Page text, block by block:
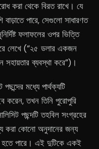
করা থেকে বিরত রাখে। যে
পারে, সেগুলো সাধারণত
ফলাফলের ওপর ভিত্তি
লেখে (“২৫ ডলার একজন
ব্যবস্থা করে”)।
মধ্যে পার্থক্যটি
করেন, তখন তিনি পুরোপুরি
পছন্দটি তহবিল সংগ্রহের
করা কোনো অনুদানের জন্য
হতে পারে। এই দুটিকে একই